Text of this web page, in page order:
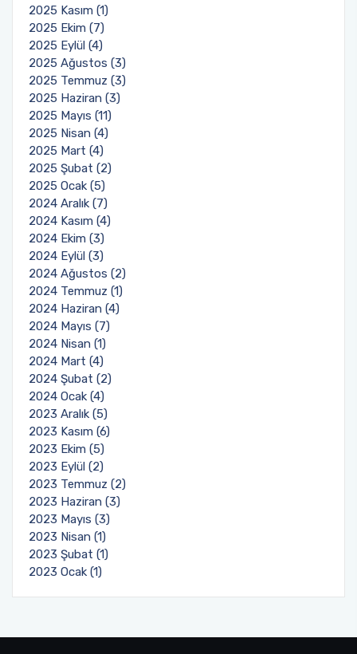
2025 Kasım (1)
2025 Ekim (7)
2025 Eylül (4)
2025 Ağustos (3)
2025 Temmuz (3)
2025 Haziran (3)
2025 Mayıs (11)
2025 Nisan (4)
2025 Mart (4)
2025 Şubat (2)
2025 Ocak (5)
2024 Aralık (7)
2024 Kasım (4)
2024 Ekim (3)
2024 Eylül (3)
2024 Ağustos (2)
2024 Temmuz (1)
2024 Haziran (4)
2024 Mayıs (7)
2024 Nisan (1)
2024 Mart (4)
2024 Şubat (2)
2024 Ocak (4)
2023 Aralık (5)
2023 Kasım (6)
2023 Ekim (5)
2023 Eylül (2)
2023 Temmuz (2)
2023 Haziran (3)
2023 Mayıs (3)
2023 Nisan (1)
2023 Şubat (1)
2023 Ocak (1)